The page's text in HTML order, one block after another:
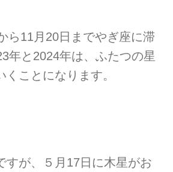
ら11月20日までやぎ座に滞
年と2024年は、ふたつの星
ことになります。
すが、５月17日に木星がお